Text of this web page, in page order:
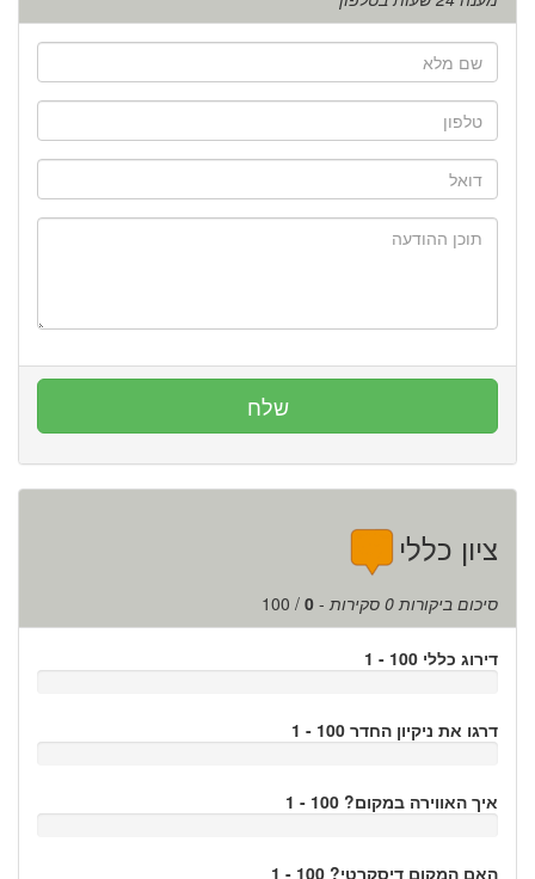
ציון כללי
סיכום ביקורות0 סקירות-
0
/
100
דירוג כללי 100 - 1
דרגו את ניקיון החדר 100 - 1
איך האווירה במקום? 100 - 1
האם המקום דיסקרטי? 100 - 1